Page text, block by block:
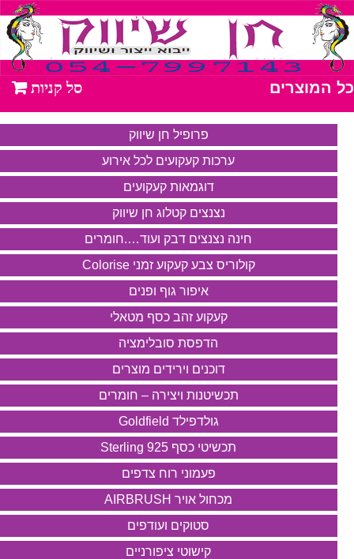
כל המוצרים
פרופיל חן שיווק
ערכות קעקועים לכל אירוע
דוגמאות קעקועים
נצנצים קטלוג חן שיווק
חינה נצנצים דבק ועוד….חומרים
קולוריס צבע קעקוע זמני Colorise
איפור גוף ופנים
קעקוע זהב כסף מטאלי
הדפסת סובלימציה
דוכנים וירידים מוצרים
תכשיטנות ויצירה – חומרים
גולדפילד Goldfield
תכשיטי כסף 925 Sterling
פעמוני רוח צדפים
מכחול אויר AIRBRUSH
סטוקים ועודפים
קישוטי ציפורניים